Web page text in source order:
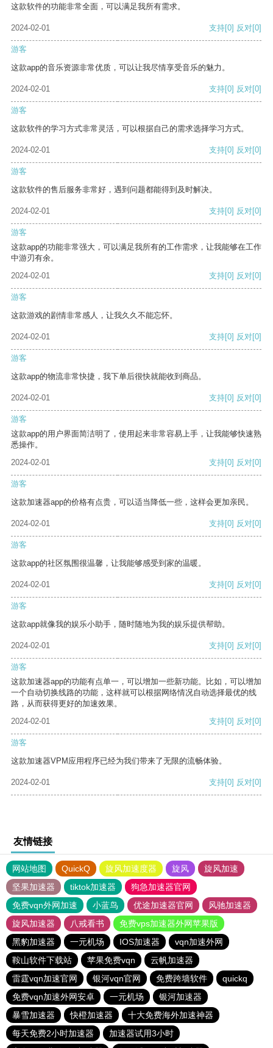
这款软件的功能非常全面，可以满足我所有需求。
2024-02-01 支持[0] 反对[0]
游客
这款app的音乐资源非常优质，可以让我尽情享受音乐的魅力。
2024-02-01 支持[0] 反对[0]
游客
这款软件的学习方式非常灵活，可以根据自己的需求选择学习方式。
2024-02-01 支持[0] 反对[0]
游客
这款软件的售后服务非常好，遇到问题都能得到及时解决。
2024-02-01 支持[0] 反对[0]
游客
这款app的功能非常强大，可以满足我所有的工作需求，让我能够在工作
中游刃有余。
2024-02-01
支持[0] 反对[0]
游客
这款游戏的剧情非常感人，让我久久不能忘怀。
2024-02-01 支持[0] 反对[0]
游客
这款app的物流非常快捷，我下单后很快就能收到商品。
2024-02-01 支持[0] 反对[0]
游客
这款app的用户界面简洁明了，使用起来非常容易上手，让我能够快速熟
悉操作。
2024-02-01
支持[0] 反对[0]
游客
这款加速器app的价格有点贵，可以适当降低一些，这样会更加亲民。
2024-02-01 支持[0] 反对[0]
游客
这款app的社区氛围很温馨，让我能够感受到家的温暖。
2024-02-01 支持[0] 反对[0]
游客
这款app就像我的娱乐小助手，随时随地为我的娱乐提供帮助。
2024-02-01 支持[0] 反对[0]
游客
这款加速器app的功能有点单一，可以增加一些新功能。比如，可以增加
一个自动切换线路的功能，这样就可以根据网络情况自动选择最优的线
路，从而获得更好的加速效果。
2024-02-01
支持[0] 反对[0]
游客
这款加速器VPM应用程序已经为我们带来了无限的流畅体验。
2024-02-01 支持[0] 反对[0]
友情链接
网站地图 QuickQ 旋风加速度器 旋风
旋风加速
坚果加速器
tiktok加速器
狗急加速器官网
免费vqn外网加速
小蓝鸟 优途加速器官网
风驰加速器
旋风加速器
八戒看书
免费vps加速器外网苹果版
黑豹加速器
一元机场 IOS加速器
vqn加速外网
鞍山软件下载站
苹果免费vqn
云帆加速器
雷霆vqn加速官网
银河vqn官网 免费跨墙软件
quickq
免费vqn加速外网安卓
一元机场
银河加速器
暴雪加速器
快橙加速器
十大免费海外加速神器
每天免费2小时加速器
加速器试用3小时